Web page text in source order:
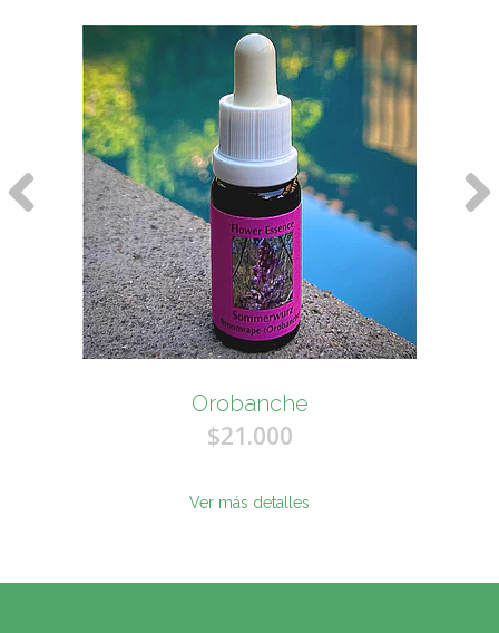
Orobanche
$21.000
Ver más detalles